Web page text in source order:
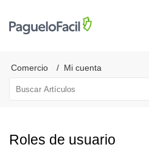
Comercio Mi cuenta
Roles de usuario